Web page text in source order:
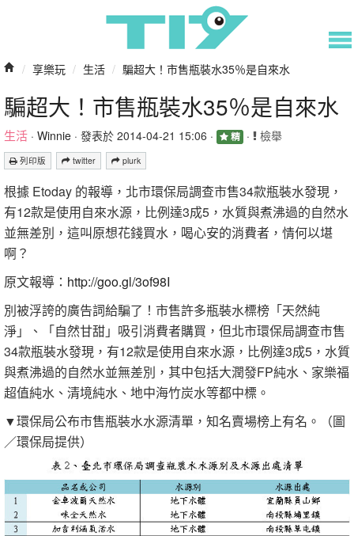
/ 享樂玩 / 生活 / 騙超大！市售瓶裝水35％是自來水
騙超大！市售瓶裝水35％是自來水
生活 · Winnie · 發表於 2014-04-21 15:06 · 精 · 檢舉
列印版 twitter plurk
根據 Etoday 的報導，北市環保局調查市售34款瓶裝水發現，
有12款是使用自來水源，比例達3成5，水質與煮沸過的自然水
並無差別，這叫原想花錢買水，喝心安的消費者，情何以堪
啊？
原文報導： http://goo.gl/3of98I
別被浮誇的廣告詞給騙了！市售許多瓶裝水標榜「天然純
淨」、「自然甘甜」吸引消費者購買，但北市環保局調查市售
34款瓶裝水發現，有12款是使用自來水源，比例達3成5，水質
與煮沸過的自然水並無差別，其中包括大潤發FP純水、家樂福
超值純水、清境純水、地中海竹炭水等都中標。
▼環保局公布市售瓶裝水水源清單，知名賣場榜上有名。（圖
／環保局提供）